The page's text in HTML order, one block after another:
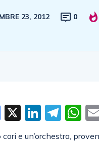
23, 2012 0
Facebook
X
cori e un’orchestra,